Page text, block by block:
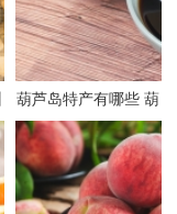
葫芦岛特产有哪些 葫
芦岛有哪些特产